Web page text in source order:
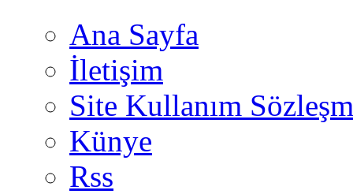
Ana Sayfa
İletişim
Site Kullanım
Künye
Rss